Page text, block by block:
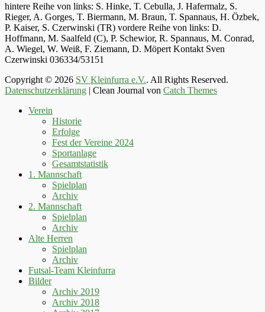
hintere Reihe von links: S. Hinke, T. Cebulla, J. Hafermalz, S.
Rieger, A. Gorges, T. Biermann, M. Braun, T. Spannaus, H. Özbek,
P. Kaiser, S. Czerwinski (TR) vordere Reihe von links: D.
Hoffmann, M. Saalfeld (C), P. Schewior, R. Spannaus, M. Conrad,
A. Wiegel, W. Weiß, F. Ziemann, D. Möpert Kontakt Sven
Czerwinski 036334/53151
Copyright © 2026 SV Kleinfurra e.V.. All Rights Reserved.
Datenschutzerklärung | Clean Journal von Catch Themes
scrollenVerein
Historie
Erfolge
Fest der Vereine 2024
Sportanlage
Gesamtstatistik
1. Mannschaft
Spielplan
Archiv
2. Mannschaft
Spielplan
Archiv
Alte Herren
Spielplan
Archiv
Futsal-Team Kleinfurra
Bilder
Archiv 2019
Archiv 2018